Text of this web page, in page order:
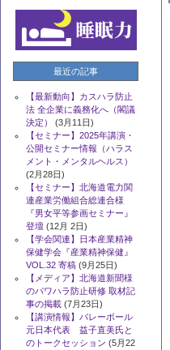
最近の記事
【最新動向】カスハラ防止
法 全企業に義務化へ（閣議
決定）
(3月11日)
【セミナー】2025年講演・
公開セミナー情報（ハラス
メント・メンタルヘルス）
(2月28日)
【セミナー】北海道電力関
連産業労働組合総連合様
『男女平等参画セミナー』
登壇 (12月 2日)
【学会関連】日本産業精神
保健学会『産業精神保健』
VOL.32 寄稿 (9月25日)
【メディア】北海道新聞様
のパワハラ防止研修 取材記
事の掲載 (7月23日)
【講演情報】バレーボール
元日本代表 益子直美氏と
のトークセッション (5月22